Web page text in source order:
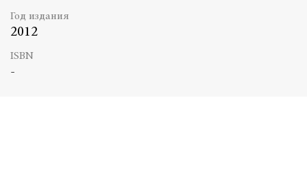
Год издания
2012
ISBN
-